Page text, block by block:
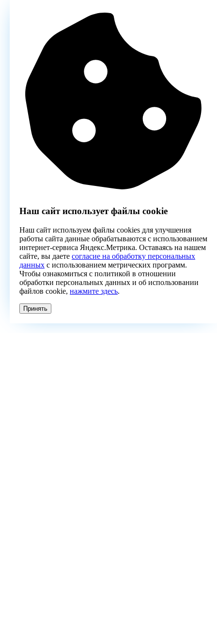
Наш сайт использует файлы cookie
Наш сайт используем файлы cookies для улучшения
работы сайта данные обрабатываются с использованием
интернет-сервиса Яндекс.Метрика. Оставаясь на нашем
сайте, вы даете согласие на обработку персональных
данных с использованием метрических программ.
Чтобы ознакомиться с политикой в отношении
обработки персональных данных и об использовании
файлов cookie, нажмите здесь.
Принять